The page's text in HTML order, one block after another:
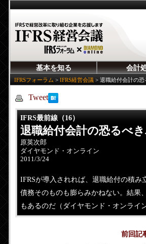
基本を知る 会計
IFRSフォーラム > IFRS経営会議 > 退職給付会計の恐
Tweet
IFRS最前線（16）
退職給付会計の恐るべ
原英次郎
ダイヤモンド・オンライン
2011/3/24
IFRSが導入されれば、退職給付の積
債務そのものも膨らみかねない。結果
もあるのだ（ダイヤモンド・オンライ
前回記